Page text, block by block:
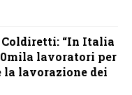
Coldiretti: “In Italia
lavoratori per
la lavorazione dei